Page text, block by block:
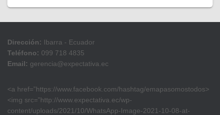
Dirección: Ibarra - Ecuador
Teléfono: 099 718 4835
Email: gerencia@expectativa.ec
<a href=”https://www.facebook.com/hashtag/emapasomostodos>
<img src=”http://www.expectativa.ec/wp-
content/uploads/2021/10/WhatsApp-Image-2021-10-08-at-